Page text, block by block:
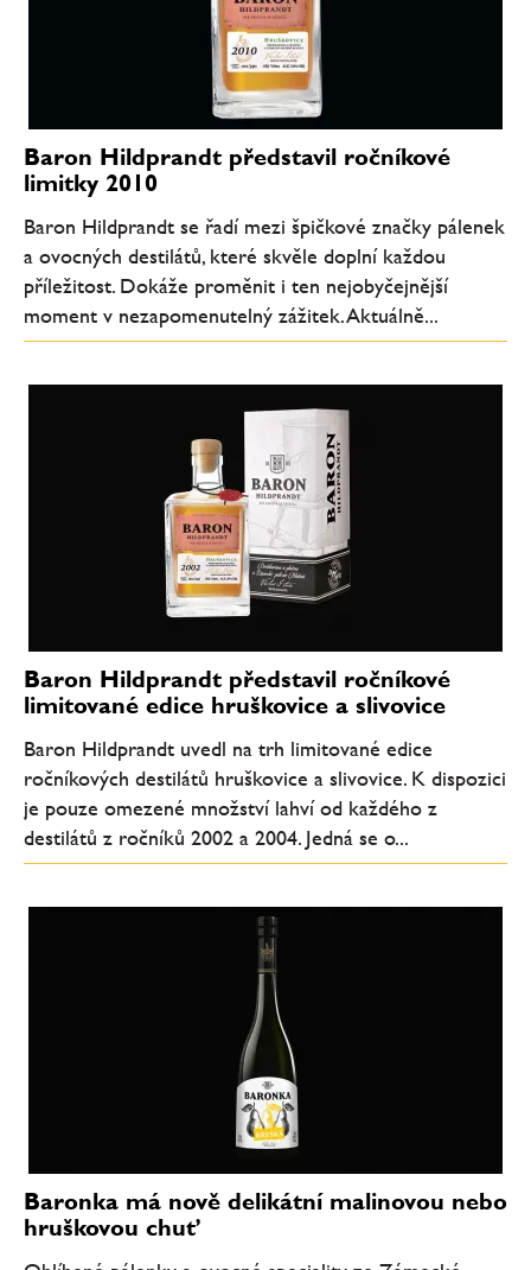
Baron Hildprandt představil ročníkové
limitky 2010
Baron Hildprandt se řadí mezi špičkové značky pálenek
a ovocných destilátů, které skvěle doplní každou
příležitost. Dokáže proměnit i ten nejobyčejnější
moment v nezapomenutelný zážitek. Aktuálně...
Baron Hildprandt představil ročníkové
limitované edice hruškovice a slivovice
Baron Hildprandt uvedl na trh limitované edice
ročníkových destilátů hruškovice a slivovice. K dispozici
je pouze omezené množství lahví od každého z
destilátů z ročníků 2002 a 2004. Jedná se o...
Baronka má nově delikátní malinovou nebo
hruškovou chuť